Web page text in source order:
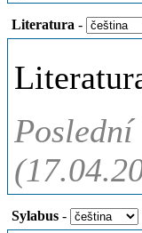
Literatura -
Sylabus -